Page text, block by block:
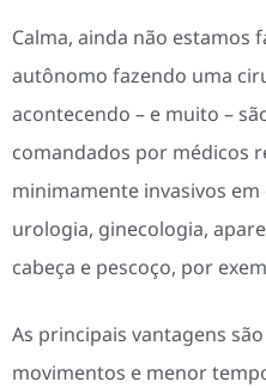
Calma, ainda não estamos
autônomo fazendo uma
acontecendo – e muito –
comandados por médicos
minimamente invasivos
urologia, ginecologia,
cabeça e pescoço, por
As principais vantagens
movimentos e menor